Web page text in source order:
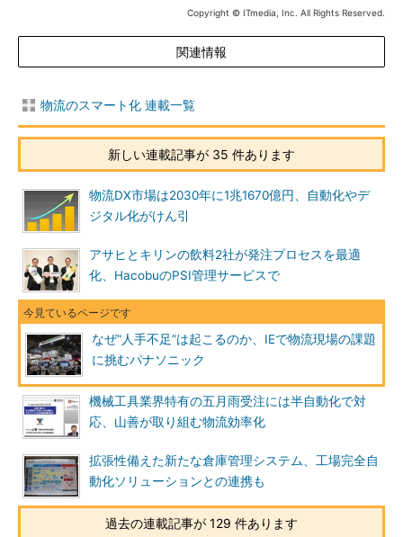
Copyright © ITmedia, Inc. All Rights Reserved.
関連情報
物流のスマート化 連載一覧
新しい連載記事が 35 件あります
物流DX市場は2030年に1兆1670億円、自動化やデ
ジタル化がけん引
アサヒとキリンの飲料2社が発注プロセスを最適
化、HacobuのPSI管理サービスで
なぜ“人手不足”は起こるのか、IEで物流現場の課題
に挑むパナソニック
機械工具業界特有の五月雨受注には半自動化で対
応、山善が取り組む物流効率化
拡張性備えた新たな倉庫管理システム、工場完全自
動化ソリューションとの連携も
過去の連載記事が 129 件あります